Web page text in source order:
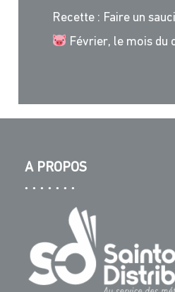
Recette : Faire un
Février, le mois du
A PROPOS